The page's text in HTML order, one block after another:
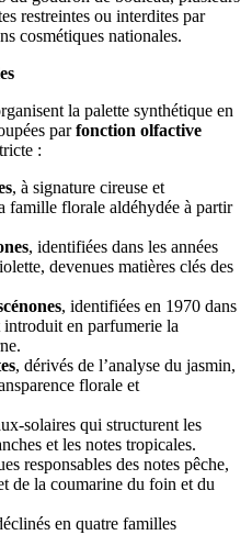
restreintes ou interdites par
cosmétiques nationales.
la palette synthétique en
parfonction olfactive
:
, à signature cireuse et
famille florale aldéhydée à partir
, identifiées dans les années
devenues matières clés des
, identifiées en 1970 dans
en parfumerie la
, dérivés de l’analyse du jasmin,
florale et
solaires qui structurent les
et les notes tropicales.
responsables des notes pêche,
de la coumarine du foin et du
en quatre familles